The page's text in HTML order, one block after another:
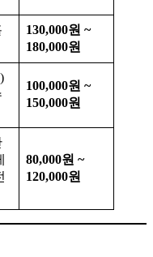
130,000원 ~
180,000원
100,000원 ~
150,000원
80,000원 ~
120,000원